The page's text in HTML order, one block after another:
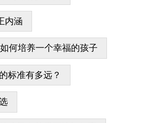
内涵
何培养一个幸福的孩子
标准有多远？